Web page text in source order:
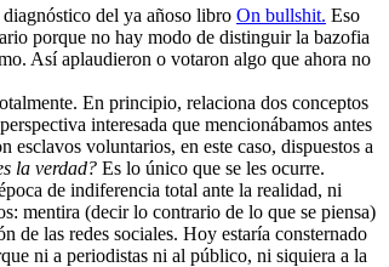
diagnóstico del ya añoso libro On bullshit. Eso
porque no hay modo de distinguir la bazofia
Así aplaudieron o votaron algo que ahora no
En principio, relaciona dos conceptos
interesada que mencionábamos antes
esclavos voluntarios, en este caso, dispuestos a
la verdad? Es lo único que se les ocurre.
de indiferencia total ante la realidad, ni
mentira (decir lo contrario de lo que se piensa)
de las redes sociales. Hoy estaría consternado
ni a periodistas ni al público, ni siquiera a la